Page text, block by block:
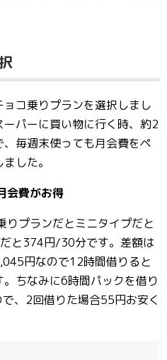
コ乗りプランを選択しまし
パーに買い物に行く時、約2
毎週末使っても月会費をペ
した。
会費がお得
プランだとミニタイプだと
と374円/30分です。差額は
円なので12時間借りると
ちなみに6時間パックを借り
、2回借りた場合55円お安く